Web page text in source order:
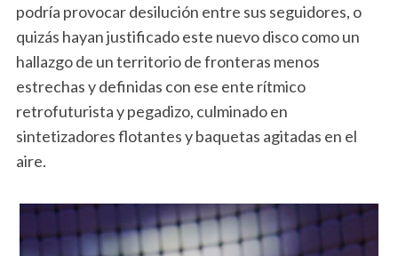
podría provocar desilución entre sus seguidores, o
quizás hayan justificado este nuevo disco como un
hallazgo de un territorio de fronteras menos
estrechas y definidas con ese ente rítmico
retrofuturista y pegadizo, culminado en
sintetizadores flotantes y baquetas agitadas en el
aire.